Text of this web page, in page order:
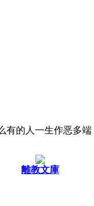
有的人一生作恶多
離教文庫